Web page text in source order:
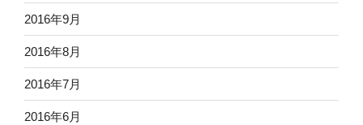
2016年9月
2016年8月
2016年7月
2016年6月